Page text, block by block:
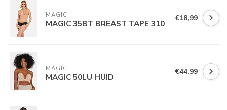
MAGIC
MAGIC 35BT BREAST TAPE 310 €18,99
MAGIC
MAGIC 50LU HUID €44,99